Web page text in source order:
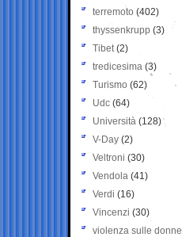
terremoto (402)
thyssenkrupp (3)
Tibet(2)
tredicesima (3)
Turismo (62)
Udc (64)
Università (128)
V-Day (2)
Veltroni (30)
Vendola (41)
Verdi (16)
Vincenzi (30)
violenza sulle donne